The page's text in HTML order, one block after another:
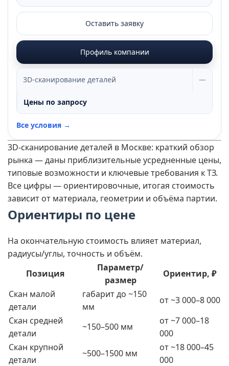
Оставить заявку
Профиль компании
3D-сканирование деталей —
Цены по запросу
Все условия →
3D-сканирование деталей в Москве: краткий обзор
рынка — даны приблизительные усредненные цены,
типовые возможности и ключевые требования к ТЗ.
Все цифры — ориентировочные, итогая стоимость
зависит от материала, геометрии и объёма партии.
Ориентиры по цене
На окончательную стоимость влияет материал,
радиусы/углы, точность и объём.
Позиция
Параметр/
размер
Ориентир, ₽
Скан малой
детали
габарит до ~150
мм
от ~3 000–8 000
Скан средней
детали
~150–500 мм
от ~7 000–18
000
Скан крупной
детали
~500–1500 мм
от ~18 000–45
000